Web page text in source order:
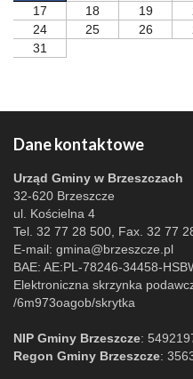
17
18 19
24
25 26
31
Dane kontaktowe
Urząd Gminy w Brzeszczach
32-620 Brzeszcze
ul. Kościelna 4
Tel. 32 77 28 500, Fax. 32 77
E-mail: gmina@brzeszcze.pl
BAE: AE:PL-78246-34458-
Elektroniczna skrzynka
/6m973oagob/skrytka
NIP Gminy Brzeszcze:
Regon Gminy Brzeszcze: